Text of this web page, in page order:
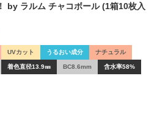
by ラルム チャコボール (1箱10枚入
UVカット うるおい成分 ナチュラル
着色直径13.9㎜ BC8.6mm 含水率58%